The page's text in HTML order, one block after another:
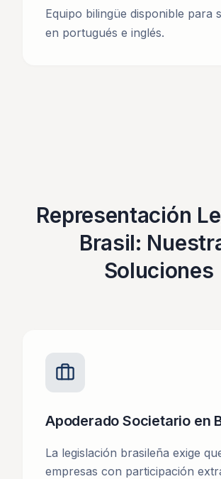
Equipo bilingüe disponible para
en portugués e inglés.
Representación
Brasil:
Soluciones
Apoderado Societario en
La legislación brasileña exige
empresas con participación